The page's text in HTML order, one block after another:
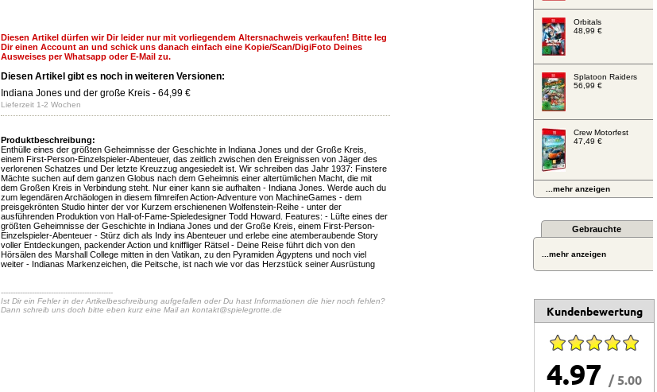
Diesen Artikel dürfen wir Dir leider nur mit vorliegendem Altersnachweis verkaufen! Bitte leg
Dir einen Account an und schick uns danach einfach eine Kopie/Scan/DigiFoto Deines
Ausweises per Whatsapp oder E-Mail zu.
Diesen Artikel gibt es noch in weiteren Versionen:
Indiana Jones und der große Kreis- 64,99 €
Lieferzeit 1-2 Wochen
Produktbeschreibung:
Enthülle eines der größten Geheimnisse der Geschichte in Indiana Jones und der Große Kreis,
einem First-Person-Einzelspieler-Abenteuer, das zeitlich zwischen den Ereignissen von Jäger des
verlorenen Schatzes und Der letzte Kreuzzug angesiedelt ist. Wir schreiben das Jahr 1937: Finstere
Mächte suchen auf dem ganzen Globus nach dem Geheimnis einer altertümlichen Macht, die mit
dem Großen Kreis in Verbindung steht. Nur einer kann sie aufhalten - Indiana Jones. Werde auch du
zum legendären Archäologen in diesem filmreifen Action-Adventure von MachineGames - dem
preisgekrönten Studio hinter der vor Kurzem erschienenen Wolfenstein-Reihe - unter der
ausführenden Produktion von Hall-of-Fame-Spieledesigner Todd Howard. Features: - Lüfte eines der
größten Geheimnisse der Geschichte in Indiana Jones und der Große Kreis, einem First-Person-
Einzelspieler-Abenteuer - Stürz dich als Indy ins Abenteuer und erlebe eine atemberaubende Story
voller Entdeckungen, packender Action und kniffliger Rätsel - Deine Reise führt dich von den
Hörsälen des Marshall College mitten in den Vatikan, zu den Pyramiden Ägyptens und noch viel
weiter - Indianas Markenzeichen, die Peitsche, ist nach wie vor das Herzstück seiner Ausrüstung
-----------------------------------------------
Ist Dir ein Fehler in der Artikelbeschreibung aufgefallen oder Du hast Informationen die hier noch fehlen?
Dann schreib uns doch bitte eben kurz eine Mail an kontakt@spielegrotte.de
Orbitals
48,99 €
Splatoon Raiders
56,99 €
Crew Motorfest
47,49 €
...mehr anzeigen
Gebrauchte
...mehr anzeigen
Kundenbewertung
4.97 / 5.00